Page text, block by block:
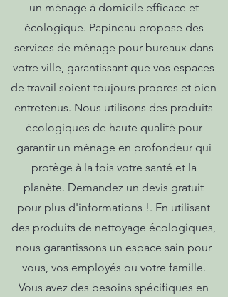
un ménage à domicile efficace et
écologique. Papineau propose des
services de ménage pour bureaux dans
votre ville, garantissant que vos espaces
de travail soient toujours propres et bien
entretenus. Nous utilisons des produits
écologiques de haute qualité pour
garantir un ménage en profondeur qui
protège à la fois votre santé et la
planète. Demandez un devis gratuit
pour plus d'informations !. En utilisant
des produits de nettoyage écologiques,
nous garantissons un espace sain pour
vous, vos employés ou votre famille.
Vous avez des besoins spécifiques en